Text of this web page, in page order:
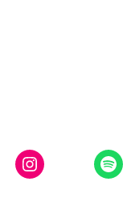
Instagram